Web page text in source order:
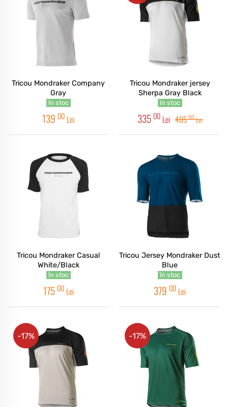
Tricou Mondraker Company
Gray
în stoc
139 00 Lei
Tricou Mondraker jersey
Sherpa Gray Black
în stoc
335 00 Lei 40500Lei
Tricou Mondraker Casual
White/Black
în stoc
175 00 Lei
Tricou Jersey Mondraker Dust
Blue
în stoc
379 00 Lei
-17% -17%